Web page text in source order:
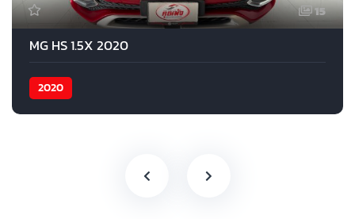
15
MG HS 1.5X 2020
2020